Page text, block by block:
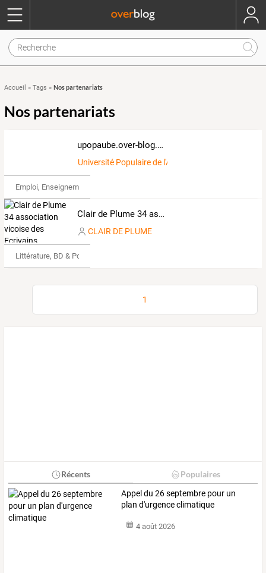
Accueil » Tags » Nos partenariats
Nos partenariats
upopaube.over-blog.com
Université Populaire de l'Aube / UPOPAUBE
Emploi, Enseignement & Etudes
Clair de Plume 34 association vicoise des Ecrivains colporteurs
CLAIR DE PLUME
Littérature, BD & Poésie
1
Récents Populaires
Appel du 26 septembre pour un
plan d'urgence climatique
4 août 2026